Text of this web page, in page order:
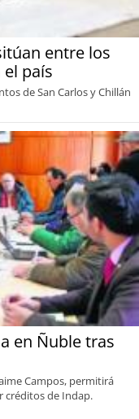
entre los
país
de San Carlos y Chillán
en Ñuble tras
Campos, permitirá
créditos de Indap.